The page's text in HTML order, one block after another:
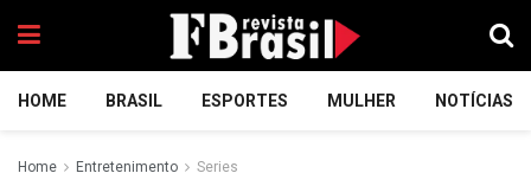
HOME BRASIL ESPORTES MULHER NOTÍCIAS
Home Entretenimento Series